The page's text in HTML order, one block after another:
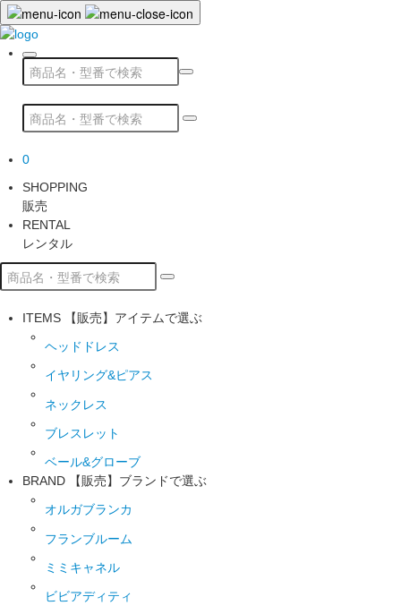
0
SHOPPING
販売
RENTAL
レンタル
ITEMS 【販売】アイテムで選ぶ
ヘッドドレス
イヤリング&ピアス
ネックレス
ブレスレット
ベール&グローブ
BRAND
【販売】ブランドで選ぶ
オルガブランカ
フランブルーム
ミミキャネル
ビビアディティ